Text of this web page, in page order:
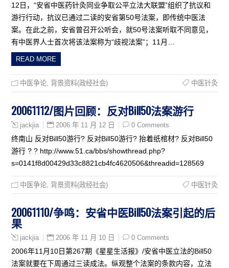
12日，“安省中医药针灸同业争取公平立法大联盟”组织了抗议和
游行行动，抗议已通过二读的安省第50号法案，即传统中医法
案。在此之前，安省曾召开公听会，就50号法案听取不同意见，
有中医界人士首次将该法案称为“歧视法案”；11月…
READ MORE
中医争论 背景资料(政经社会) 中医针灸
20061112/图片回顾：反对Bill50法案游行
jackjia 2006 年 11 月 12 日 0 Comments
终南山 反对Bill50游行? 反对Bill50游行? 抬着纸棺材? 反对Bill50
游行 ? ? http://www.51.ca/bbs/showthread.php?
s=0141f8d00429d33c8821cb4fc4620506&threadid=128569
中医争论 背景资料(政经社会) 中医针灸
20061110/争鸣：安省中医Bill50法案引起的后
果
jackjia 2006 年 11 月 10 日 0 Comments
2006年11月10日第267期《星星生活报》/安省中医立法的Bill50
法案就要在下周通过三读成法。纵观整个法案的条款内容，立法